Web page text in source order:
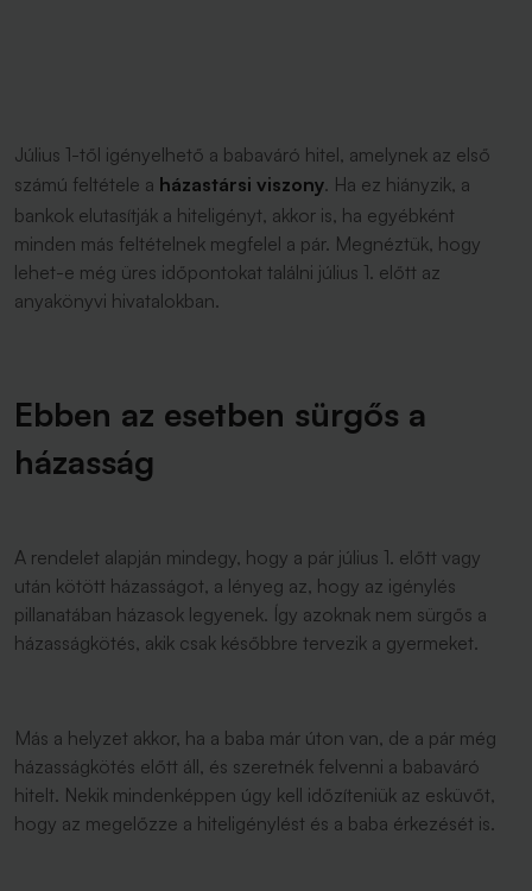
Július 1-től igényelhető a babaváró hitel, amelynek az első
számú feltétele a házastársi viszony. Ha ez hiányzik, a
bankok elutasítják a hiteligényt, akkor is, ha egyébként
minden más feltételnek megfelel a pár. Megnéztük, hogy
lehet-e még üres időpontokat találni július 1. előtt az
anyakönyvi hivatalokban.
Ebben az esetben sürgős a
házasság
A rendelet alapján mindegy, hogy a pár július 1. előtt vagy
után kötött házasságot, a lényeg az, hogy az igénylés
pillanatában házasok legyenek. Így azoknak nem sürgős a
házasságkötés, akik csak későbbre tervezik a gyermeket.
Más a helyzet akkor, ha a baba már úton van, de a pár még
házasságkötés előtt áll, és szeretnék felvenni a babaváró
hitelt. Nekik mindenképpen úgy kell időzíteniük az esküvőt,
hogy az megelőzze a hiteligénylést és a baba érkezését is.